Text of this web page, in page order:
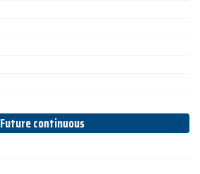
Future continuous